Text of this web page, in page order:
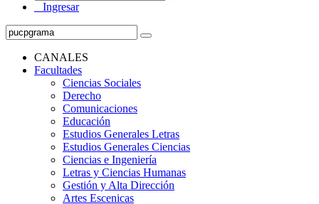
Ingresar
CANALES
Facultades
Ciencias Sociales
Derecho
Comunicaciones
Educación
Estudios Generales Letras
Estudios Generales Ciencias
Ciencias e Ingeniería
Letras y Ciencias Humanas
Gestión y Alta Dirección
Artes Escenicas